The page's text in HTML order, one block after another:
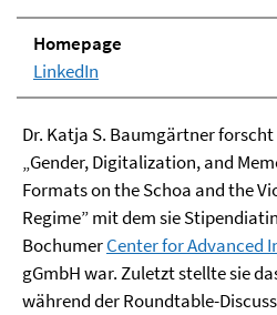
Homepage
LinkedIn
Dr. Katja S. Baumgärtner
„Gender, Digitalization, and
Formats on the Schoa and the
Regime” mit dem sie
BochumerCenter for Advanced
gGmbH war. Zuletzt stellte sie
während der Roundtable-